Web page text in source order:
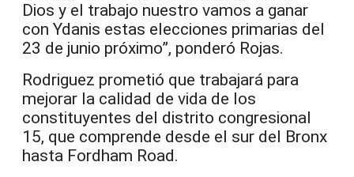
Dios y el trabajo nuestro vamos a ganar
con Ydanis estas elecciones primarias del
23 de junio próximo”, ponderó Rojas.
Rodriguez prometió que trabajará para
mejorar la calidad de vida de los
constituyentes del distrito congresional
15, que comprende desde el sur del Bronx
hasta Fordham Road.